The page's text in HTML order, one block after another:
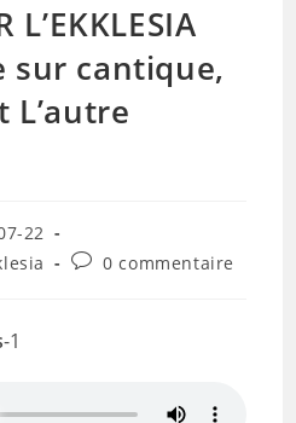
L’EKKLESIA
sur cantique,
L’autre
22
Commentaires
0 commentaire
-1